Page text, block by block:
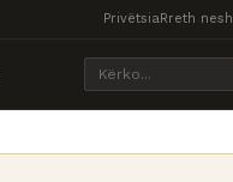
PrivëtsiaRreth nesh